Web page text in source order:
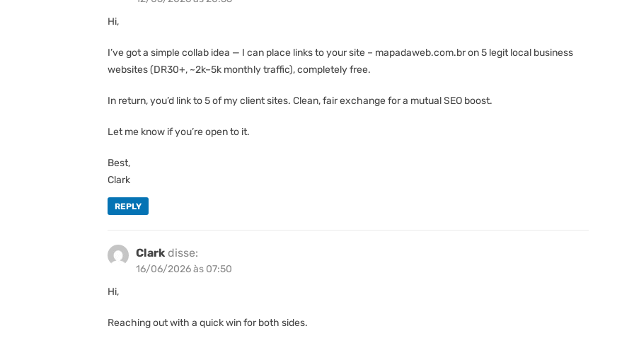
Hi,
I’ve got a simple collab idea — I can place links to your site – mapadaweb.com.br on 5 legit local business
websites (DR30+, ~2k–5k monthly traffic), completely free.
In return, you’d link to 5 of my client sites. Clean, fair exchange for a mutual SEO boost.
Let me know if you’re open to it.
Best,
Clark
REPLY
Clark disse:
16/06/2026 às 07:50
Hi,
Reaching out with a quick win for both sides.